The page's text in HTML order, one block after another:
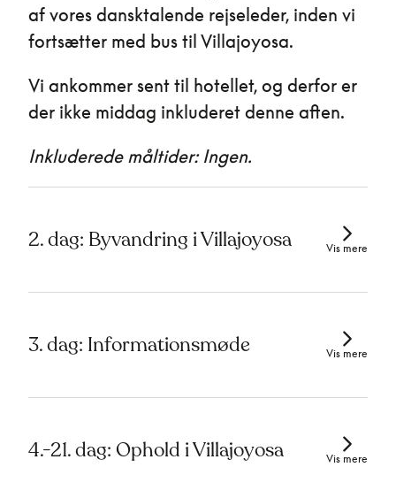
af vores dansktalende rejseleder, inden vi
fortsætter med bus til Villajoyosa.
Vi ankommer sent til hotellet, og derfor er
der ikke middag inkluderet denne aften.
Inkluderede måltider: Ingen.
2. dag: Byvandring i Villajoyosa Vis mere
3. dag: Informationsmøde Vis mere
4.-21. dag: Ophold i Villajoyosa Vis mere